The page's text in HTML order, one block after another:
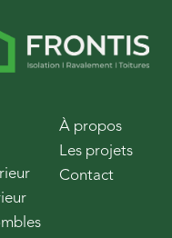
À propos
Les projets
Contact